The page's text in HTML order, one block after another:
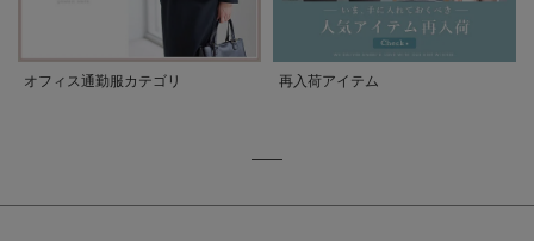
オフィス通勤服カテゴリ 再入荷アイテム